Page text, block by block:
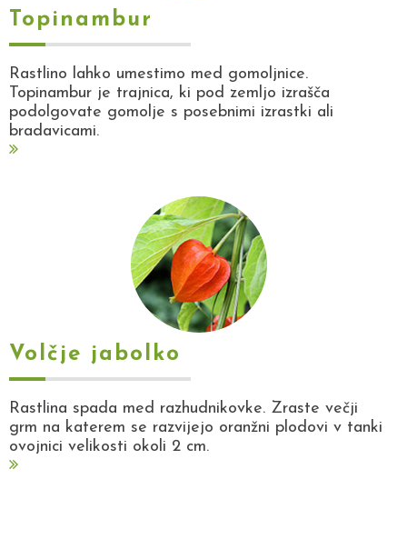
Topinambur
Rastlino lahko umestimo med gomoljnice.
Topinambur je trajnica, ki pod zemljo izrašča
podolgovate gomolje s posebnimi izrastki ali
bradavicami.
Volčje jabolko
Rastlina spada med razhudnikovke. Zraste večji
grm na katerem se razvijejo oranžni plodovi v tanki
ovojnici velikosti okoli 2 cm.